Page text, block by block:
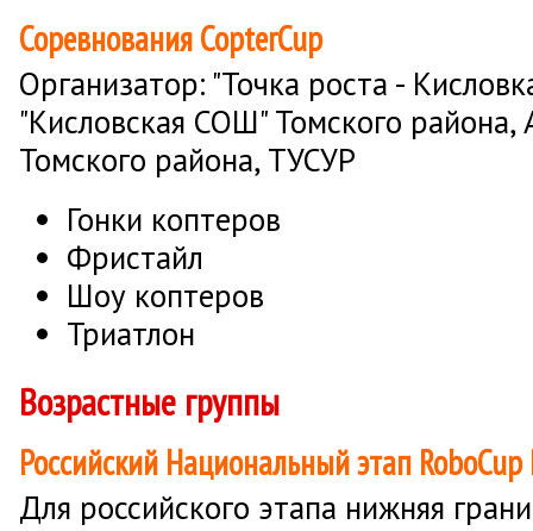
Соревнования CopterCup
Организатор: "Точка роста -
"Кисловская СОШ" Томского
Томского района, ТУСУР
Гонки коптеров
Фристайл
Шоу коптеров
Триатлон
Возрастные группы
Российский Национальный этап
Для российского этапа нижняя